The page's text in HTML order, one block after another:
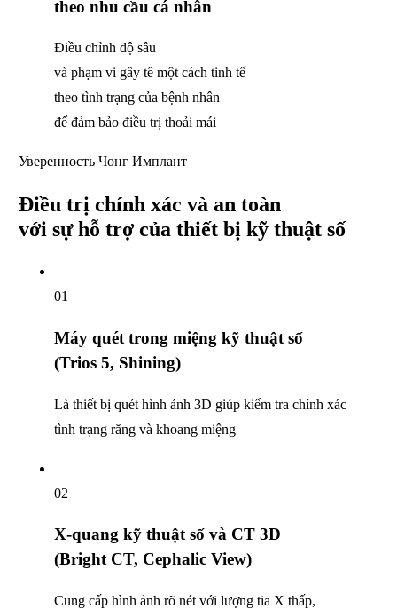
theo nhu cầu cá nhân
Điều chỉnh độ sâu
và phạm vi gây tê một cách tinh tế
theo tình trạng của bệnh nhân
để đảm bảo điều trị thoải mái
Уверенность Чонг Имплант
Điều trị chính xác và an toàn
với sự hỗ trợ của thiết bị kỹ thuật số
01
Máy quét trong miệng kỹ thuật số
(Trios 5, Shining)
Là thiết bị quét hình ảnh 3D giúp kiểm tra chính xác
tình trạng răng và khoang miệng
02
X-quang kỹ thuật sốvà CT 3D
(Bright CT, Cephalic View)
Cung cấp hình ảnh rõ nét với lượng tia X thấp,